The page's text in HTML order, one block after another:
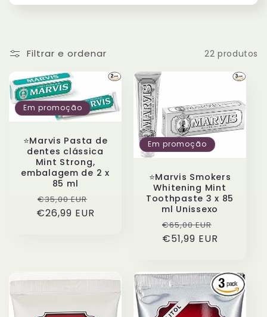
o
Filtrar e ordenar 22 produtos
Em promoção
⭐️Marvis Pasta de
dentes clássica
Mint Strong,
embalagem de 2 x
85 ml
Preço
normal
€35,00 EUR
de
€26,99 EUR
Em promoção
⭐️Marvis Smokers
Whitening Mint
Toothpaste 3 x 85
ml Unissexo
Preço
normal
€65,00 EUR
€51,99 EUR